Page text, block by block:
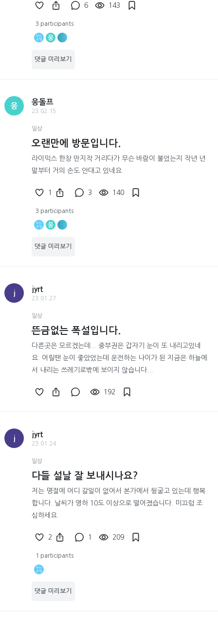
6 143
3 participants
웅
댓글 미리보기
웅
웅돌프
23.02.15
일상
오랜만에 방문입니다.
라이믹스 한창 만지작 거리다가 무슨 바람이 불었는지 작년 년
말부터 거의 손도 안대고 있네요.
1 3 140
3 participants
웅
댓글 미리보기
j
jyrt
23.01.27
일상
뜬금없는 폭설입니다.
다른곳은 모르겠는데... 중부권은 갑자기 눈이 또 내리고있네
요. 어릴땐 눈이 좋았었는데 운전하는 나이가 된 지금은 하늘에
서 내리는 쓰레기로밖에 보이지 않습니다...
192
j
jyrt
23.01.24
일상
다들 설날 잘 보내시나요?
저는 명절에 어디 갈일이 없어서 본가에서 뒹굴고 있는데 행복
합니다. 날씨가 영하 10도 이상으로 떨어졌습니다. 미끄럼 조
심하세요.
2 1 209
1 participants
댓글 미리보기